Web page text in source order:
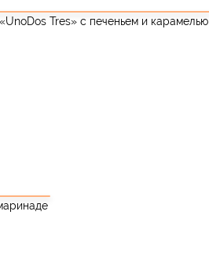
Tres» с печеньем и карамелью